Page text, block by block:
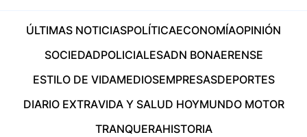
ÚLTIMAS NOTICIASPOLÍTICAECONOMÍAOPINIÓN
SOCIEDADPOLICIALESADN BONAERENSE
ESTILO DE VIDAMEDIOSEMPRESASDEPORTES
DIARIO EXTRAVIDA Y SALUD HOYMUNDO MOTOR
TRANQUERAHISTORIA